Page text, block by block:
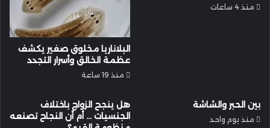
منذ 4 ساعات
البلاناريا مخلوق صغير يكشف
عظمة الخالق وأسرار التجدد
منذ 19 ساعة
بين الحبر والشاشة
منذ يوم واحد
هل ينجح الزواج باختلاف
الجنسيات … أم أن النجاح تصنعه